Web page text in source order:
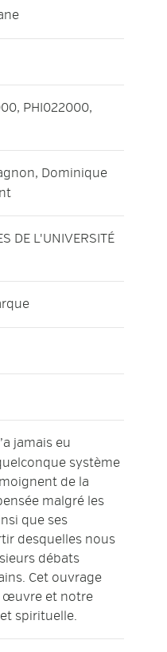
PHI022000,
Dominique
DE L'UNIVERSITÉ
jamais eu
système
de la
malgré les
que ses
desquelles nous
débats
Cet ouvrage
œuvre et notre
spirituelle.